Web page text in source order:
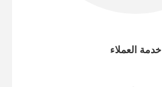
خدمة العملاء